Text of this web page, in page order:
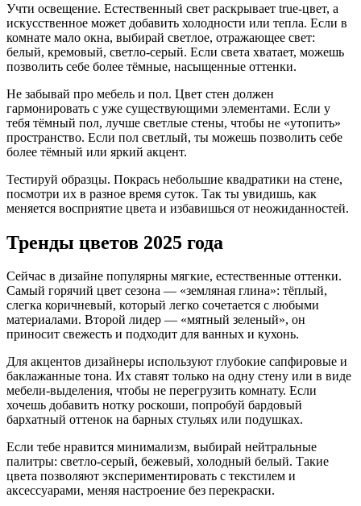
Учти освещение. Естественный свет раскрывает true‑цвет, а
искусственное может добавить холодности или тепла. Если в
комнате мало окна, выбирай светлое, отражающее свет:
белый, кремовый, светло‑серый. Если света хватает, можешь
позволить себе более тёмные, насыщенные оттенки.
Не забывай про мебель и пол. Цвет стен должен
гармонировать с уже существующими элементами. Если у
тебя тёмный пол, лучше светлые стены, чтобы не «утопить»
пространство. Если пол светлый, ты можешь позволить себе
более тёмный или яркий акцент.
Тестируй образцы. Покрась небольшие квадратики на стене,
посмотри их в разное время суток. Так ты увидишь, как
меняется восприятие цвета и избавишься от неожиданностей.
Тренды цветов 2025 года
Сейчас в дизайне популярны мягкие, естественные оттенки.
Самый горячий цвет сезона — «земляная глина»: тёплый,
слегка коричневый, который легко сочетается с любыми
материалами. Второй лидер — «мятный зеленый», он
приносит свежесть и подходит для ванных и кухонь.
Для акцентов дизайнеры используют глубокие сапфировые и
баклажанные тона. Их ставят только на одну стену или в виде
мебели‑выделения, чтобы не перегрузить комнату. Если
хочешь добавить нотку роскоши, попробуй бардовый
бархатный оттенок на барных стульях или подушках.
Если тебе нравится минимализм, выбирай нейтральные
палитры: светло‑серый, бежевый, холодный белый. Такие
цвета позволяют экспериментировать с текстилем и
аксессуарами, меняя настроение без перекраски.